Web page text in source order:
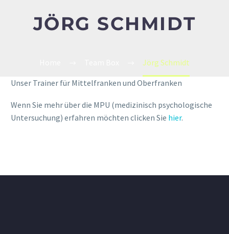
JÖRG SCHMIDT
Jörg Schmidt
Unser Trainer für Mittelfranken und Oberfranken
Wenn Sie mehr über die MPU (medizinisch psychologische
Untersuchung) erfahren möchten clicken Sie hier.